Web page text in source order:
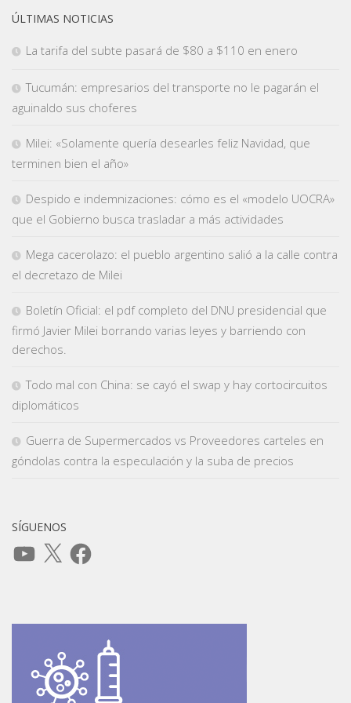
ÚLTIMAS NOTICIAS
La tarifa del subte pasará de $80 a $110 en enero
Tucumán: empresarios del transporte no le pagarán el
aguinaldo sus choferes
Milei: «Solamente quería desearles feliz Navidad, que
terminen bien el año»
Despido e indemnizaciones: cómo es el «modelo UOCRA»
que el Gobierno busca trasladar a más actividades
Mega cacerolazo: el pueblo argentino salió a la calle contra
el decretazo de Milei
Boletín Oficial: el pdf completo del DNU presidencial que
firmó Javier Milei borrando varias leyes y barriendo con
derechos.
Todo mal con China: se cayó el swap y hay cortocircuitos
diplomáticos
Guerra de Supermercados vs Proveedores carteles en
góndolas contra la especulación y la suba de precios
SÍGUENOS
YouTube
X Facebook